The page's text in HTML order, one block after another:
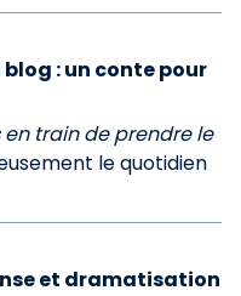
blog : un conte pour
en train de prendre le
le quotidien
et dramatisation